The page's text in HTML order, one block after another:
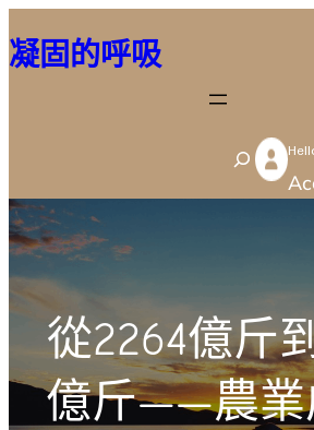
至
容
凝固的呼吸
S
e
h
從2264億斤
億斤——農業